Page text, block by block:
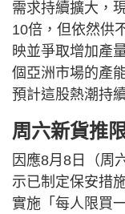
需求持續擴大，
10倍，但依然供
映並爭取增加產
個亞洲市場的產
預計這股熱潮持
周六新貨推
因應8月8日（周
示已制定保安措
實施「每人限買